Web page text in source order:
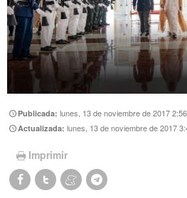
Publicada:lunes, 13 de noviembre de 2017 2:56
Actualizada:lunes, 13 de noviembre de 2017
Imprimir